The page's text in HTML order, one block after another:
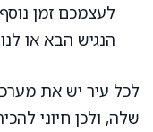
לעצמכם זמן
הנגיש הבא או
לכל עיר יש את
שלה, ולכן חיוני